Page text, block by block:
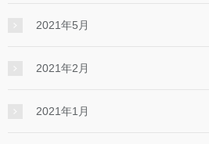
2021年5月
2021年2月
2021年1月